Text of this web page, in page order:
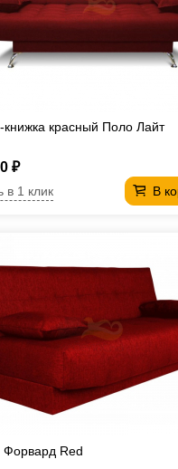
книжка красный Поло Лайт
₽
В
в 1 клик
Форвард Red